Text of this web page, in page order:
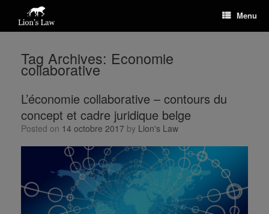
Menu
Tag Archives: Economie
collaborative
L’économie collaborative – contours du
concept et cadre juridique belge
Posted on 14 octobre 2017 by Lion's Law